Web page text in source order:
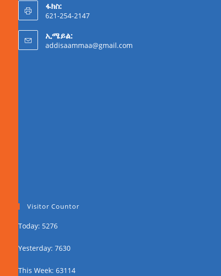
ፋክስ:
621-254-2147
ኢሜይል:
addisaammaa@gmail.com
Visitor Countor
Today: 5276
Yesterday: 7630
This Week: 63114